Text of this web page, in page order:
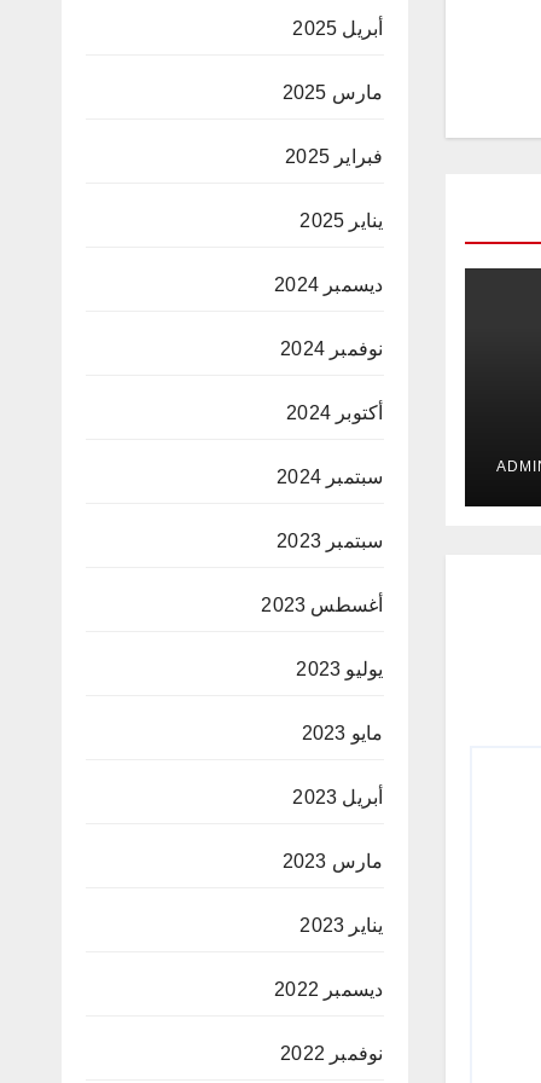
أبريل 2025
مارس 2025
فبراير 2025
يناير 2025
ديسمبر 2024
نوفمبر 2024
أكتوبر 2024
سبتمبر 2024
سبتمبر 2023
أغسطس 2023
يوليو 2023
مايو 2023
أبريل 2023
مارس 2023
يناير 2023
ديسمبر 2022
نوفمبر 2022